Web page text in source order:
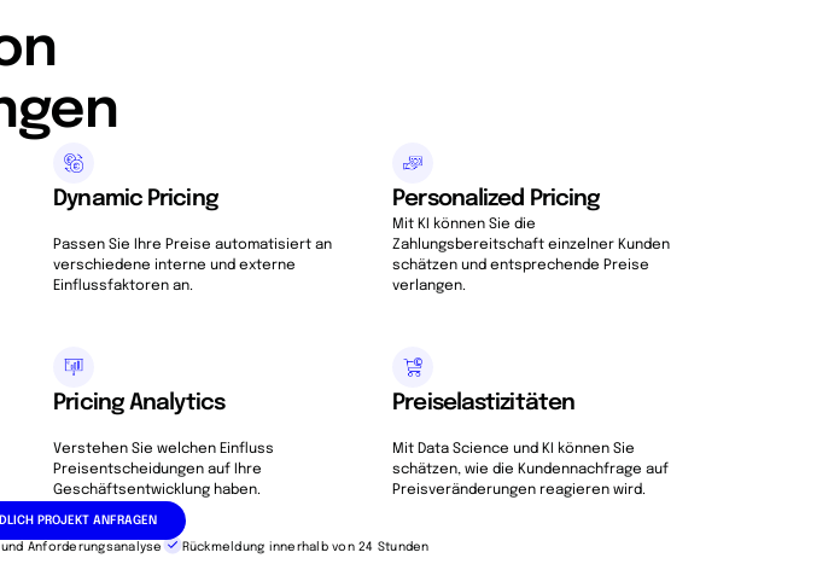
Dynamic Pricing
Passen Sie Ihre Preise automatisiert an
verschiedene interne und externe
Einflussfaktoren an.
Personalized Pricing
Mit KI können Sie die
Zahlungsbereitschaft einzelner Kunden
schätzen und entsprechende Preise
verlangen.
Pricing Analytics
Verstehen Sie welchen Einfluss
Preisentscheidungen auf Ihre
Geschäftsentwicklung haben.
Preiselastizitäten
Mit Data Science und KI können Sie
schätzen, wie die Kundennachfrage auf
Preisveränderungen reagieren wird.
PROJEKT ANFRAGEN
Anforderungsanalyse Rückmeldung innerhalb von 24 Stunden